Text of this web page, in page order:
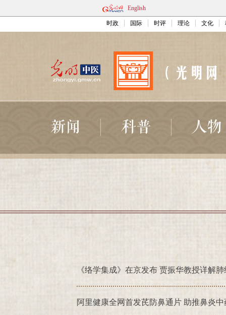
English
时政 国际 时评 理论 文化
新闻 科普 人物
阿里健康全网首发芪防鼻通片 助推鼻炎